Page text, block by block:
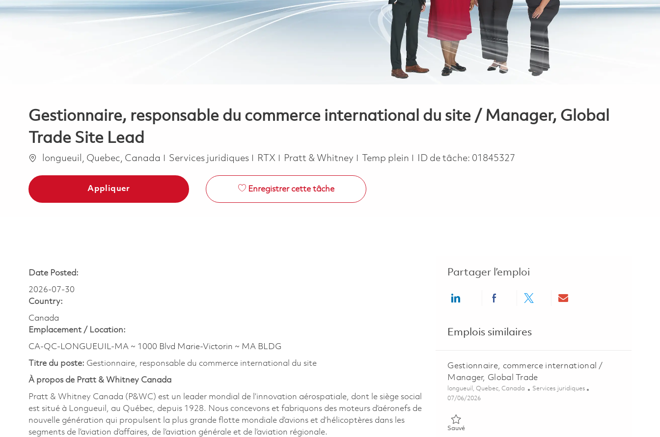
Gestionnaire, responsable du commerce international du site / Manager, Global
Trade Site Lead
Emplacement
longueuil, Quebec, Canada Catégorie
Services juridiques RTX Pratt & Whitney Job Type
Temp plein ID de tâche: 01845327
Appliquer Enregistrer cette tâche
Date Posted:
2026-07-30
Country:
Canada
Emplacement / Location:
CA-QC-LONGUEUIL-MA ~ 1000 Blvd Marie-Victorin ~ MA BLDG
Titre du poste: Gestionnaire, responsable du commerce international du site
À propos de Pratt & Whitney Canada
Pratt & Whitney Canada (P&WC) est un leader mondial de l’innovation aérospatiale, dont le siège social
est situé à Longueuil, au Québec, depuis 1928. Nous concevons et fabriquons des moteurs d’aéronefs de
nouvelle génération qui propulsent la plus grande flotte mondiale d’avions et d’hélicoptères dans les
segments de l’aviation d’affaires, de l’aviation générale et de l’aviation régionale.
Partager l’emploi
Share via LinkedInShare via Facebook
Share via twitterShare via email
Emplois similaires
Gestionnaire, commerce international /
Manager, Global Trade
Emplacement
longueuil, Quebec, Canada Catégorie
Services juridiques
Posted Date
07/06/2026
SauvéSauvé Gestionnaire, commerce international / Manager, Global